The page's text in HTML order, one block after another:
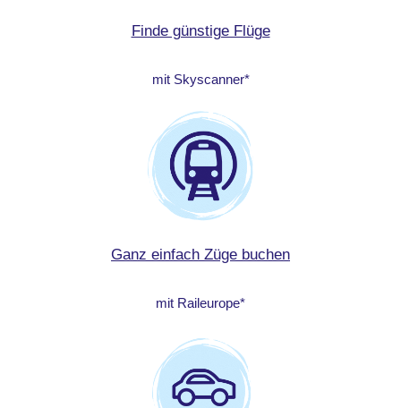
Finde günstige Flüge
mit Skyscanner*
Ganz einfach Züge buchen
mit Raileurope*